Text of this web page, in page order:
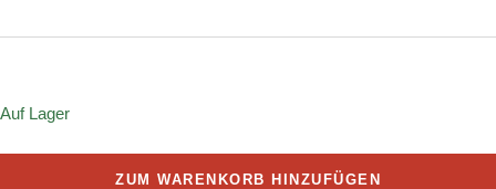
Onesize
Auf Lager
ZUM WARENKORB HINZUFÜGEN